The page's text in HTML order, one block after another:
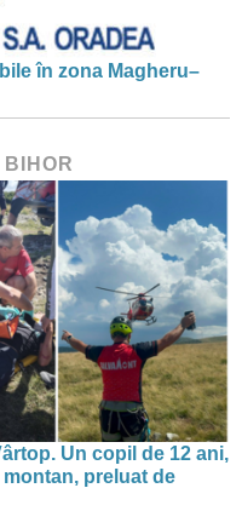
în zona Magheru–
Un copil de 12 ani,
preluat de